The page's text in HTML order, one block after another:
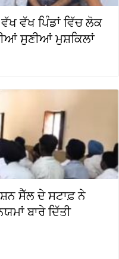
ਵੱਖ ਪਿੰਡਾਂ ਵਿੱਚ ਲੋਕ
ਸੁਣੀਆਂ ਮੁਸ਼ਕਿਲਾਂ
ਸੈੱਲ ਦੇ ਸਟਾਫ਼ ਨੇ
ਬਾਰੇ ਦਿੱਤੀ